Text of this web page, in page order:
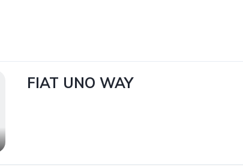
FIAT UNO WAY